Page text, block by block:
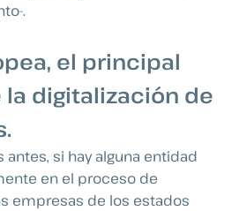
.
el principal
digitalización de
si hay alguna entidad
en el proceso de
empresas de los estados